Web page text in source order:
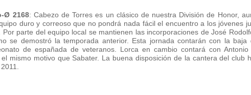
Ø 2168: Cabezo de Torres es un clásico de nuestra División de Honor,
duro y correoso que no pondrá nada fácil el encuentro a los jóvenes
parte del equipo local se mantienen las incorporaciones de José
se demostró la temporada anterior. Esta jornada contarán con la baja
de españada de veteranos. Lorca en cambio contará con Antonio
mismo motivo que Sabater. La buena disposición de la cantera del club